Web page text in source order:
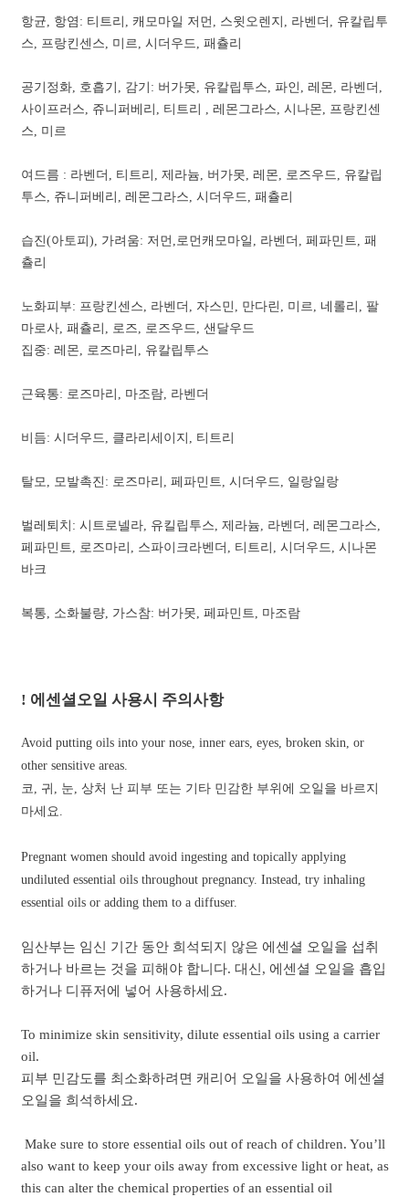
항균, 항염: 티트리, 캐모마일 저먼, 스윗오렌지, 라벤더, 유칼립투
스, 프랑킨센스, 미르, 시더우드, 패츌리
공기정화, 호흡기, 감기: 버가못, 유칼립투스, 파인, 레몬, 라벤더,
사이프러스, 쥬니퍼베리, 티트리 , 레몬그라스, 시나몬, 프랑킨센
스, 미르
여드름 : 라벤더, 티트리, 제라늄, 버가못, 레몬, 로즈우드, 유칼립
투스, 쥬니퍼베리, 레몬그라스, 시더우드, 패츌리
습진(아토피), 가려움: 저먼,로먼캐모마일, 라벤더, 페파민트, 패
츌리
노화피부: 프랑킨센스, 라벤더, 자스민, 만다린, 미르, 네롤리, 팔
마로사, 패츌리, 로즈, 로즈우드, 샌달우드
집중: 레몬, 로즈마리, 유칼립투스
근육통: 로즈마리, 마조람, 라벤더
비듬: 시더우드, 클라리세이지, 티트리
탈모, 모발촉진: 로즈마리, 페파민트, 시더우드, 일랑일랑
벌레퇴치: 시트로넬라, 유킬립투스, 제라늄, 라벤더, 레몬그라스,
페파민트, 로즈마리, 스파이크라벤더, 티트리, 시더우드, 시나몬
바크
복통, 소화불량, 가스참: 버가못, 페파민트, 마조람
! 에센셜오일 사용시 주의사항
Avoid putting oils into your nose, inner ears, eyes, broken skin, or
other sensitive areas.
코, 귀, 눈, 상처 난 피부 또는 기타 민감한 부위에 오일을 바르지
마세요.
Pregnant women should avoid ingesting and topically applying
undiluted essential oils throughout pregnancy. Instead, try inhaling
essential oils or adding them to a diffuser.
임산부는 임신 기간 동안 희석되지 않은 에센셜 오일을 섭취
하거나 바르는 것을 피해야 합니다. 대신, 에센셜 오일을 흡입
하거나 디퓨저에 넣어 사용하세요.
To minimize skin sensitivity, dilute essential oils using a carrier
oil.
피부 민감도를 최소화하려면 캐리어 오일을 사용하여 에센셜
오일을 희석하세요.
Make sure to store essential oils out of reach of children. You’ll
also want to keep your oils away from excessive light or heat, as
this can alter the chemical properties of an essential oil